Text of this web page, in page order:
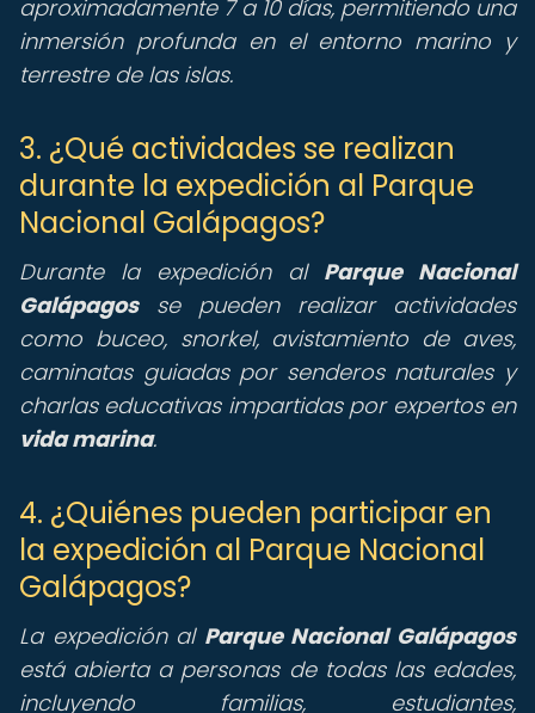
aproximadamente 7 a 10 días, permitiendo una
inmersión profunda en el entorno marino y
terrestre de las islas.
3. ¿Qué actividades se realizan
durante la expedición al Parque
Nacional Galápagos?
Durante la expedición al Parque Nacional
Galápagosse pueden realizar actividades
como buceo, snorkel, avistamiento de aves,
caminatas guiadas por senderos naturales y
charlas educativas impartidas por expertos en
vida marina.
4. ¿Quiénes pueden participar en
la expedición al Parque Nacional
Galápagos?
La expedición al Parque Nacional Galápagos
está abierta a personas de todas las edades,
incluyendo familias, estudiantes,